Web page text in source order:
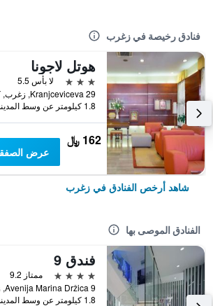
فنادق رخيصة في زغرب
هوتل لاجونا
3 نجوم
لا بأس 5.5
1.8 كيلومتر عن وسط المدينة
162 ﷼
عرض
شاهد أرخص الفنادق في زغرب
الفنادق الموصى بها
فندق 9
4 نجوم
ممتاز 9.2
1.8 كيلومتر عن وسط المدينة